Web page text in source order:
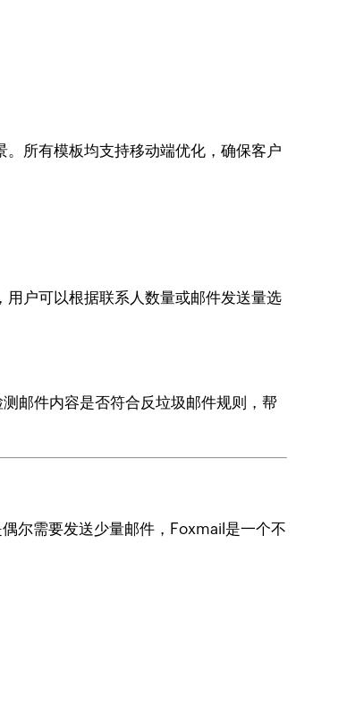
所有模板均支持移动端优化，确保客户
户可以根据联系人数量或邮件发送量选
邮件内容是否符合反垃圾邮件规则，帮
尔需要发送少量邮件，Foxmail是一个不